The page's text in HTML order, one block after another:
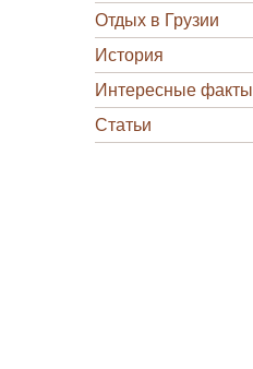
Отдых в Грузии
История
Интересные факты
Статьи